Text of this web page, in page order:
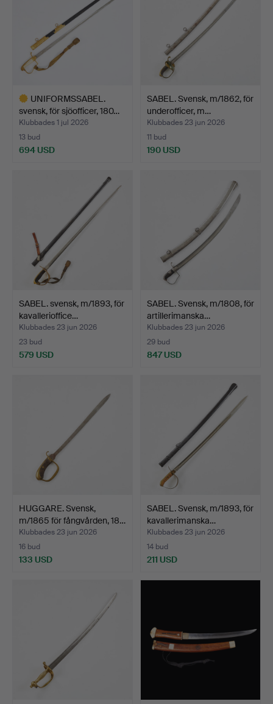
UNIFORMSSABEL.
svensk, för sjöofficer, 180…
Klubbades 1 jul 2026
13 bud
694 USD
SABEL. Svensk, m/1862, för
underofficer, m…
Klubbades 23 jun 2026
11 bud
190 USD
SABEL. svensk, m/1893, för
kavallerioffice…
Klubbades 23 jun 2026
23 bud
579 USD
SABEL. Svensk, m/1808, för
artillerimanska…
Klubbades 23 jun 2026
29 bud
847 USD
HUGGARE. Svensk,
m/1865 för fångvården, 18…
Klubbades 23 jun 2026
16 bud
133 USD
SABEL. Svensk, m/1893, för
kavallerimanska…
Klubbades 23 jun 2026
14 bud
211 USD